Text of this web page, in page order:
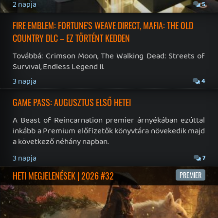
NBA: THE RUN TESZT
WUCHANG ÉS CROC VISSZATÉRÉS – EZ TÖRTÉNT SZERDÁN
Továbbá: Xbox üzleti jelentés, The Eventide, 1666:
Amsterdam, Thimbleweed Park 2, Pokémon Pokopia,
Lost & Found: A This Bed We Made Story, Stupid Never
Dies.
9 napja
SPLATOON RAIDERS TESZT
9 napja 12
CAPCOM-ELADÁSOK ÉS NIOH 3 DLC-TRAILER – EZ TÖRTÉNT
KEDDEN
Továbbá: Crazy Taxi: World Tour, Marvel's Spider-Man 2,
Jay and Silent Bob's Joint Venture, Tormented Souls 2,